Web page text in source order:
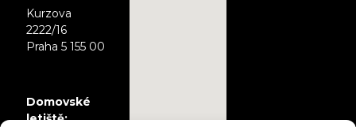
Kurzova
2222/16
Praha 5 155 00
Domovské
letiště: